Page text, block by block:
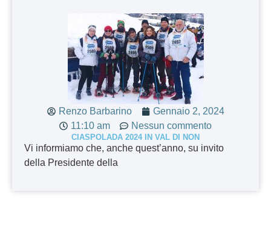
Renzo Barbarino
Gennaio 2, 2024
11:10 am
Nessun commento
CIASPOLADA 2024 IN VAL DI NON
Vi informiamo che, anche quest’anno, su invito
della Presidente della